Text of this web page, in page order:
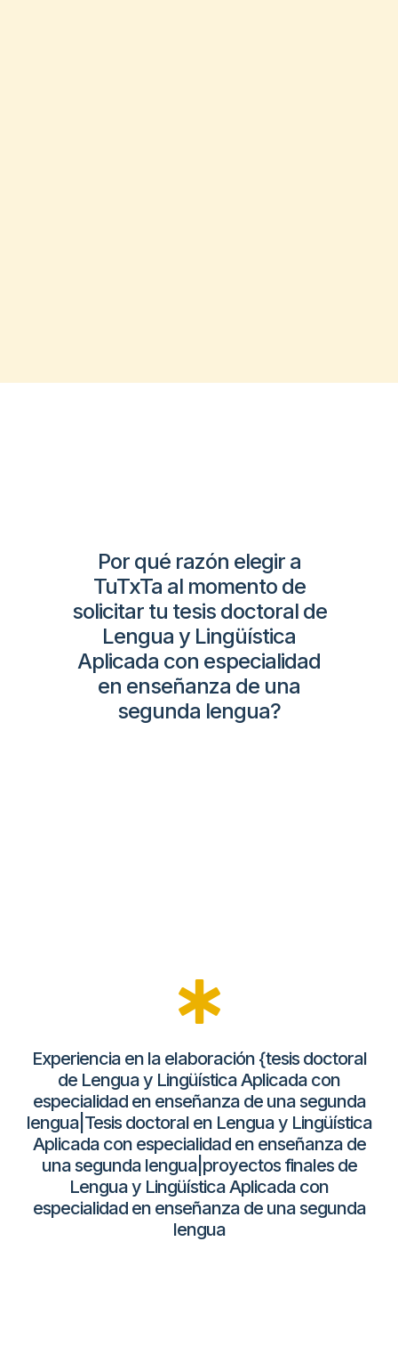
Por qué razón elegir a
TuTxTa al momento de
solicitar tu tesis doctoral de
Lengua y Lingüística
Aplicada con especialidad
en enseñanza de una
segunda lengua?
Experiencia en la elaboración {tesis doctoral
de Lengua y Lingüística Aplicada con
especialidad en enseñanza de una segunda
lengua|Tesis doctoral en Lengua y Lingüística
Aplicada con especialidad en enseñanza de
una segunda lengua|proyectos finales de
Lengua y Lingüística Aplicada con
especialidad en enseñanza de una segunda
lengua